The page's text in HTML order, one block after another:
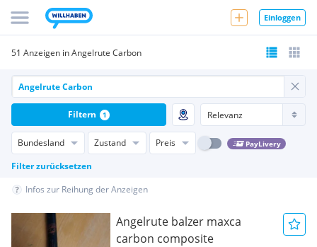
Einloggen
51 Anzeigen in Angelrute Carbon
Bundesland Zustand Preis PayLivery
Filter zurücksetzen
Filtern 1
Infos zur Reihung der Anzeigen
Angelrute balzer maxca
carbon composite